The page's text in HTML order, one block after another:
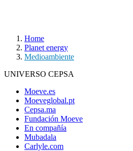
Home
Planet energy
Medioambiente
UNIVERSO CEPSA
Moeve.es
Moeveglobal.pt
Cepsa.ma
Fundación Moeve
En compañía
Mubadala
Carlyle.com